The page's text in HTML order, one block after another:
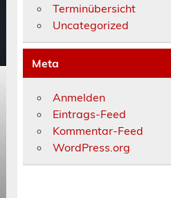
Terminübersicht
Uncategorized
Meta
Anmelden
Eintrags-Feed
Kommentar-Feed
WordPress.org